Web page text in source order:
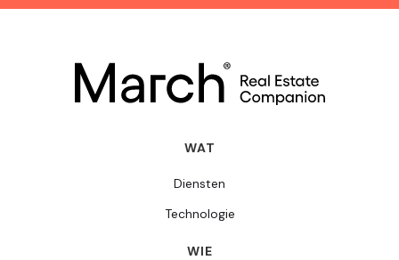
WAT
Diensten
Technologie
WIE